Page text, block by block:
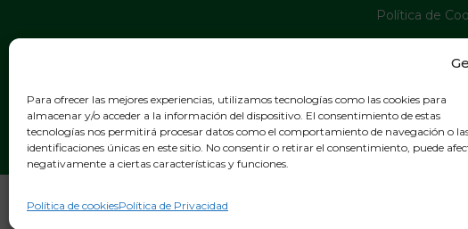
Para ofrecer las mejores experiencias, utilizamos tecnologías como las cookies para
almacenar y/o acceder a la información del dispositivo. El consentimiento de estas
tecnologías nos permitirá procesar datos como el comportamiento de navegación o
identificaciones únicas en este sitio. No consentir o retirar el consentimiento, puede
negativamente a ciertas características y funciones.
Política de cookiesPolítica de Privacidad
Política de